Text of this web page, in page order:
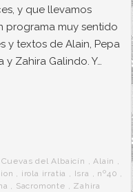
y que llevamos
programa muy sentido
y textos de Alain, Pepa
y Zahira Galindo. Y…
del Albaicín ,Alain ,
, irola irratia , Isra , nº40 ,
, Sacromonte , Zahira